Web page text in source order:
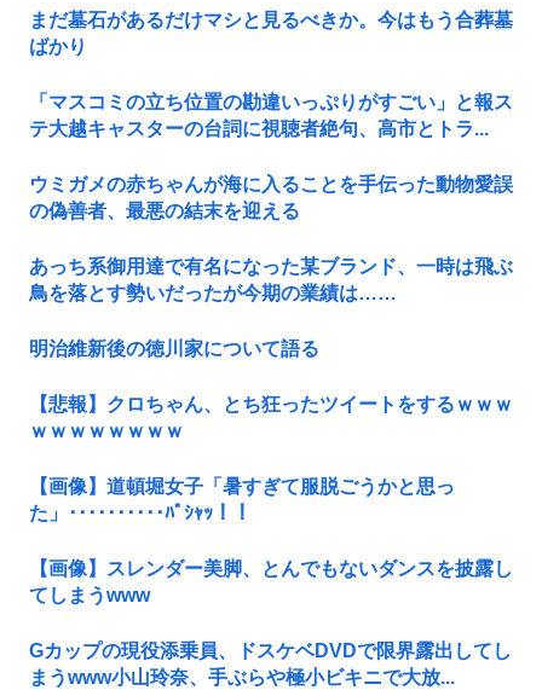
まだ墓石があるだけマシと見るべきか。今はもう合葬墓
ばかり
「マスコミの立ち位置の勘違いっぷりがすごい」と報ス
テ大越キャスターの台詞に視聴者絶句、高市とトラ...
ウミガメの赤ちゃんが海に入ることを手伝った動物愛誤
の偽善者、最悪の結末を迎える
あっち系御用達で有名になった某ブランド、一時は飛ぶ
鳥を落とす勢いだったが今期の業績は……
明治維新後の徳川家について語る
【悲報】クロちゃん、とち狂ったツイートをするｗｗｗ
ｗｗｗｗｗｗｗｗ
【画像】道頓堀女子「暑すぎて服脱ごうかと思っ
た」･･････････ﾊﾟｼｬｯ！！
【画像】スレンダー美脚、とんでもないダンスを披露し
てしまうwww
Gカップの現役添乗員、ドスケベDVDで限界露出してし
まうwww小山玲奈、手ぶらや極小ビキニで大放...